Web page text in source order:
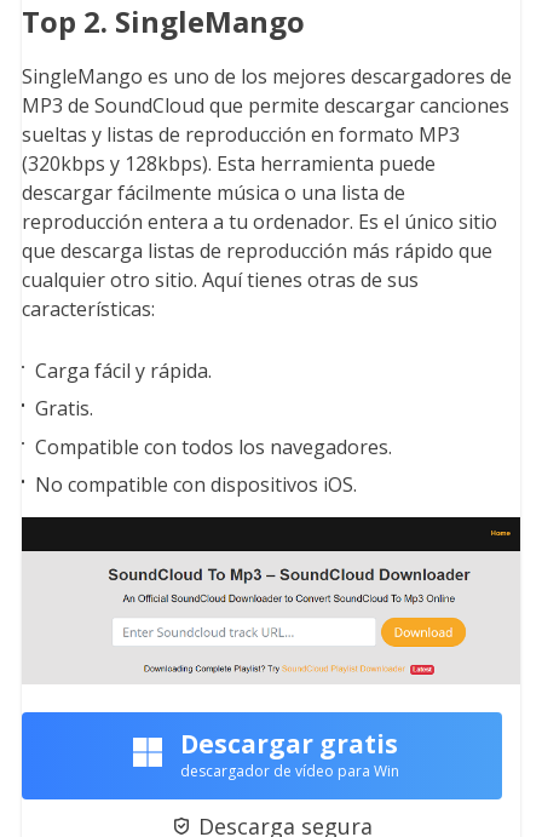
Top 2. SingleMango
SingleMango es uno de los mejores descargadores de
MP3 de SoundCloud que permite descargar canciones
sueltas y listas de reproducción en formato MP3
(320kbps y 128kbps). Esta herramienta puede
descargar fácilmente música o una lista de
reproducción entera a tu ordenador. Es el único sitio
que descarga listas de reproducción más rápido que
cualquier otro sitio. Aquí tienes otras de sus
características:
Carga fácil y rápida.
Gratis.
Compatible con todos los navegadores.
No compatible con dispositivos iOS.
Descargar gratis
descargador de vídeo para Win
 Descarga segura